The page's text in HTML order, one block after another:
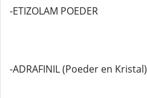
-ETIZOLAM POEDER
-ADRAFINIL (Poeder en Kristal)